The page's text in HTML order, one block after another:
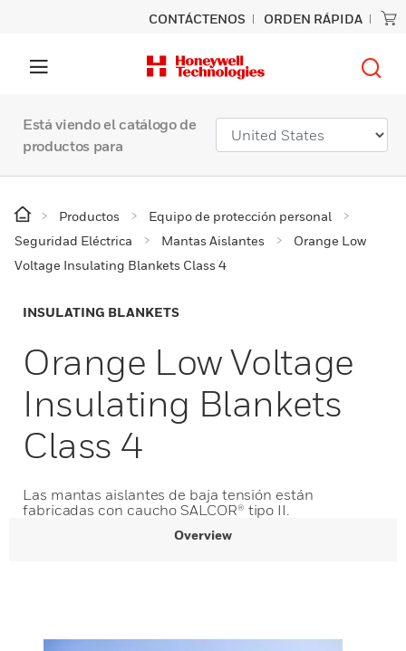
CONTÁCTENOS ORDEN RÁPIDA
Está viendo el catálogo de
productos para
Productos
Equipo de protección personal
Seguridad Eléctrica
Mantas Aislantes
Orange Low
Voltage Insulating Blankets Class 4
INSULATING BLANKETS
Orange Low Voltage
Insulating Blankets
Class 4
Las mantas aislantes de baja tensión están
fabricadas con caucho SALCOR® tipo II.
Overview